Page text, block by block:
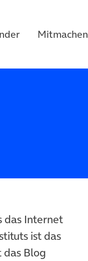
Mitmachen
das Internet
ist das
Blog